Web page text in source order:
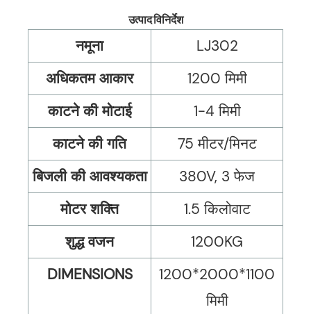
उत्पाद विनिर्देश
नमूना
LJ302
अधिकतम आकार
1200 मिमी
काटने की मोटाई
1-4 मिमी
काटने की गति
75 मीटर/मिनट
बिजली की आवश्यकता
380V, 3 फेज
मोटर शक्ति
1.5 किलोवाट
शुद्ध वजन
1200KG
DIMENSIONS
1200*2000*1100
मिमी